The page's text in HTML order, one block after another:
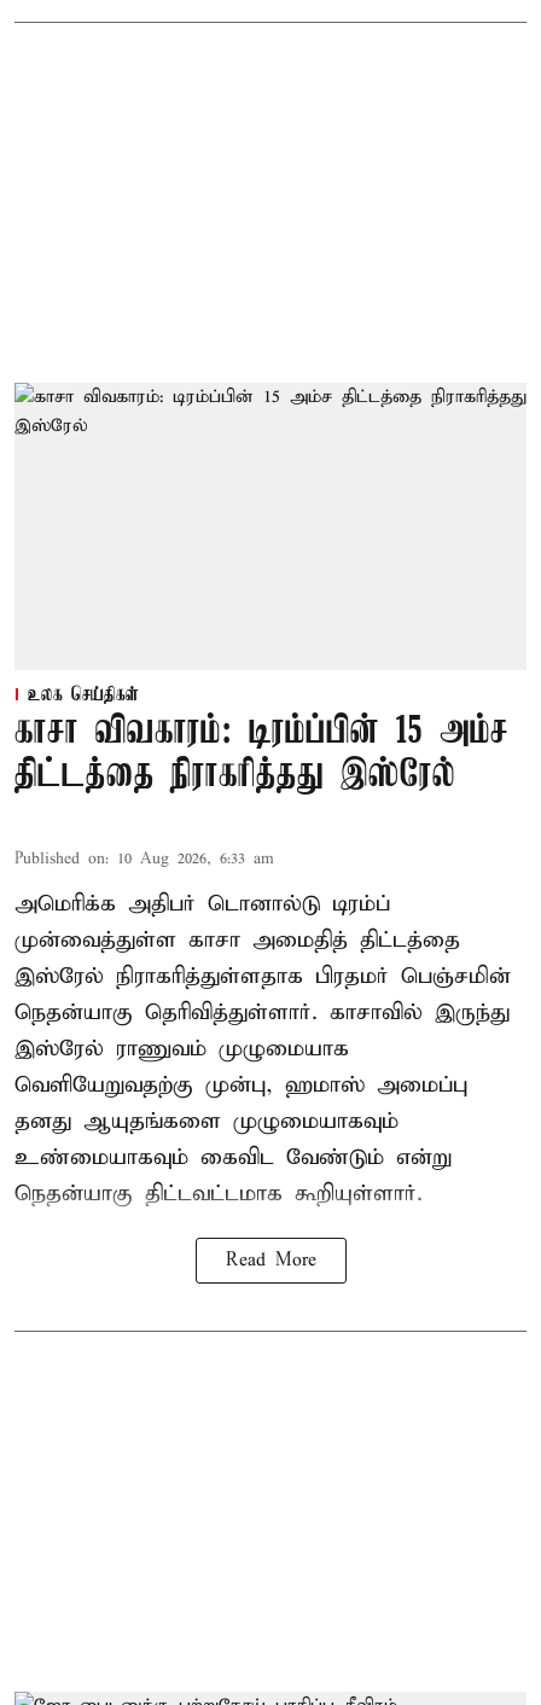
உலக செய்திகள்
காசா விவகாரம்: டிரம்ப்பின் 15 அம்ச
திட்டத்தை நிராகரித்தது இஸ்ரேல்
Published on: 10 Aug 2026, 6:33 am
அமெரிக்க அதிபர் டொனால்டு டிரம்ப்
முன்வைத்துள்ள காசா அமைதித் திட்டத்தை
இஸ்ரேல் நிராகரித்துள்ளதாக பிரதமர் பெஞ்சமின்
நெதன்யாகு தெரிவித்துள்ளார். காசாவில் இருந்து
இஸ்ரேல் ராணுவம் முழுமையாக
வெளியேறுவதற்கு முன்பு, ஹமாஸ் அமைப்பு
தனது ஆயுதங்களை முழுமையாகவும்
உண்மையாகவும் கைவிட வேண்டும் என்று
நெதன்யாகு திட்டவட்டமாக கூறியுள்ளார்.
Read More